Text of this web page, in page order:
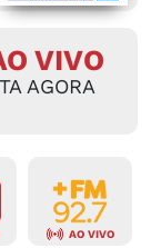
VIVO
AGORA
AO VIVO